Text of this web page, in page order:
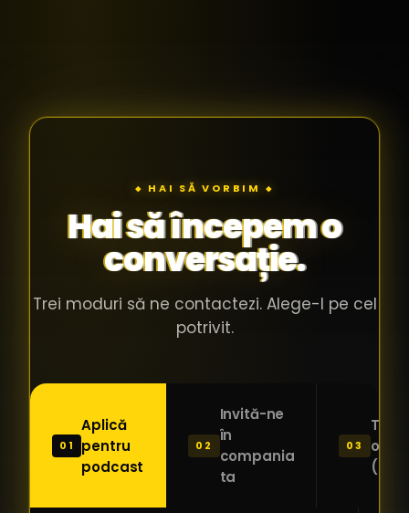
◆ HAI SĂ VORBIM ◆
Hai să începem o
conversație.
Trei moduri să ne contactezi. Alege-l pe cel
potrivit.
01
Aplică
pentru
podcast
02
Invită-ne
în
compania
ta
03
o